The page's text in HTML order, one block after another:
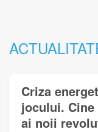
Criza
jocului.
ai noii